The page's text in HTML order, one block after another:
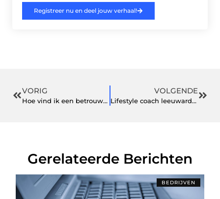
Registreer nu en deel jouw verhaal!
VORIG
Hoe vind ik een betrouwbare gootsteen ontstop service in Leiden
VOLGENDE
Lifestyle coach leeuwarden
Gerelateerde Berichten
BEDRIJVEN